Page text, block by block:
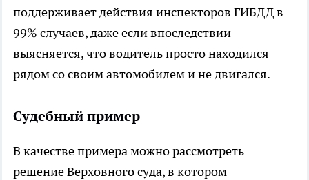
поддерживает действия инспекторов ГИБДД в
99% случаев, даже если впоследствии
выясняется, что водитель просто находился
рядом со своим автомобилем и не двигался.
Судебный пример
В качестве примера можно рассмотреть
решение Верховного суда, в котором